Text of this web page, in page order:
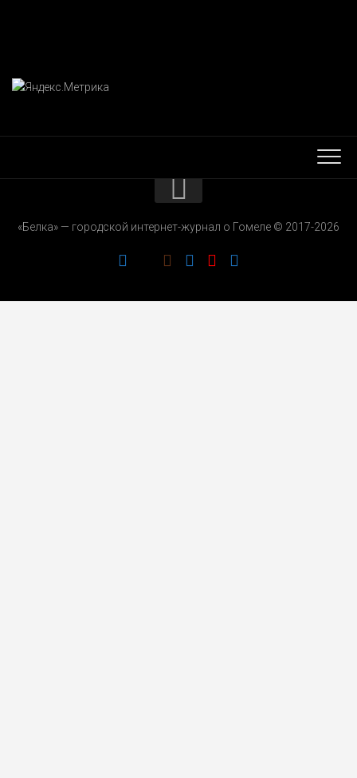
РЕКЛАМОДАТЕЛЯМ
«Белка» — городской интернет-журнал о Гомеле © 2017-2026